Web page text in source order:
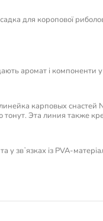
для коропової
аромат і
карповых
Эта линия также
у звʼязках із PVA-